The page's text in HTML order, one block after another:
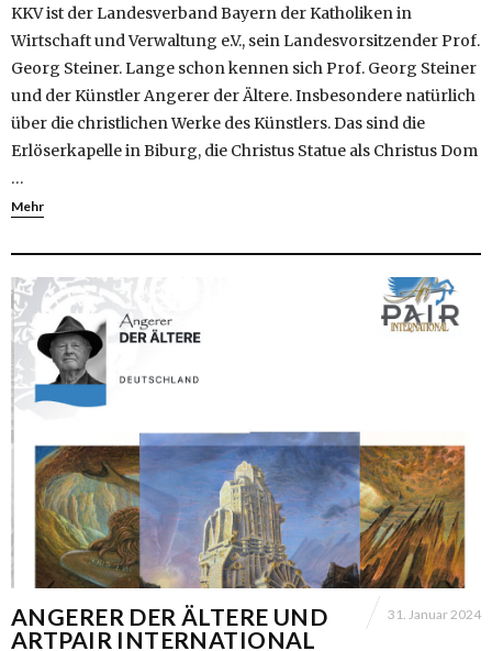
KKV ist der Landesverband Bayern der Katholiken in
Wirtschaft und Verwaltung e.V., sein Landesvorsitzender Prof.
Georg Steiner. Lange schon kennen sich Prof. Georg Steiner
und der Künstler Angerer der Ältere. Insbesondere natürlich
über die christlichen Werke des Künstlers. Das sind die
Erlöserkapelle in Biburg, die Christus Statue als Christus Dom
…
Mehr
ANGERER DER ÄLTERE UND
ARTPAIR INTERNATIONAL
31. Januar 2024